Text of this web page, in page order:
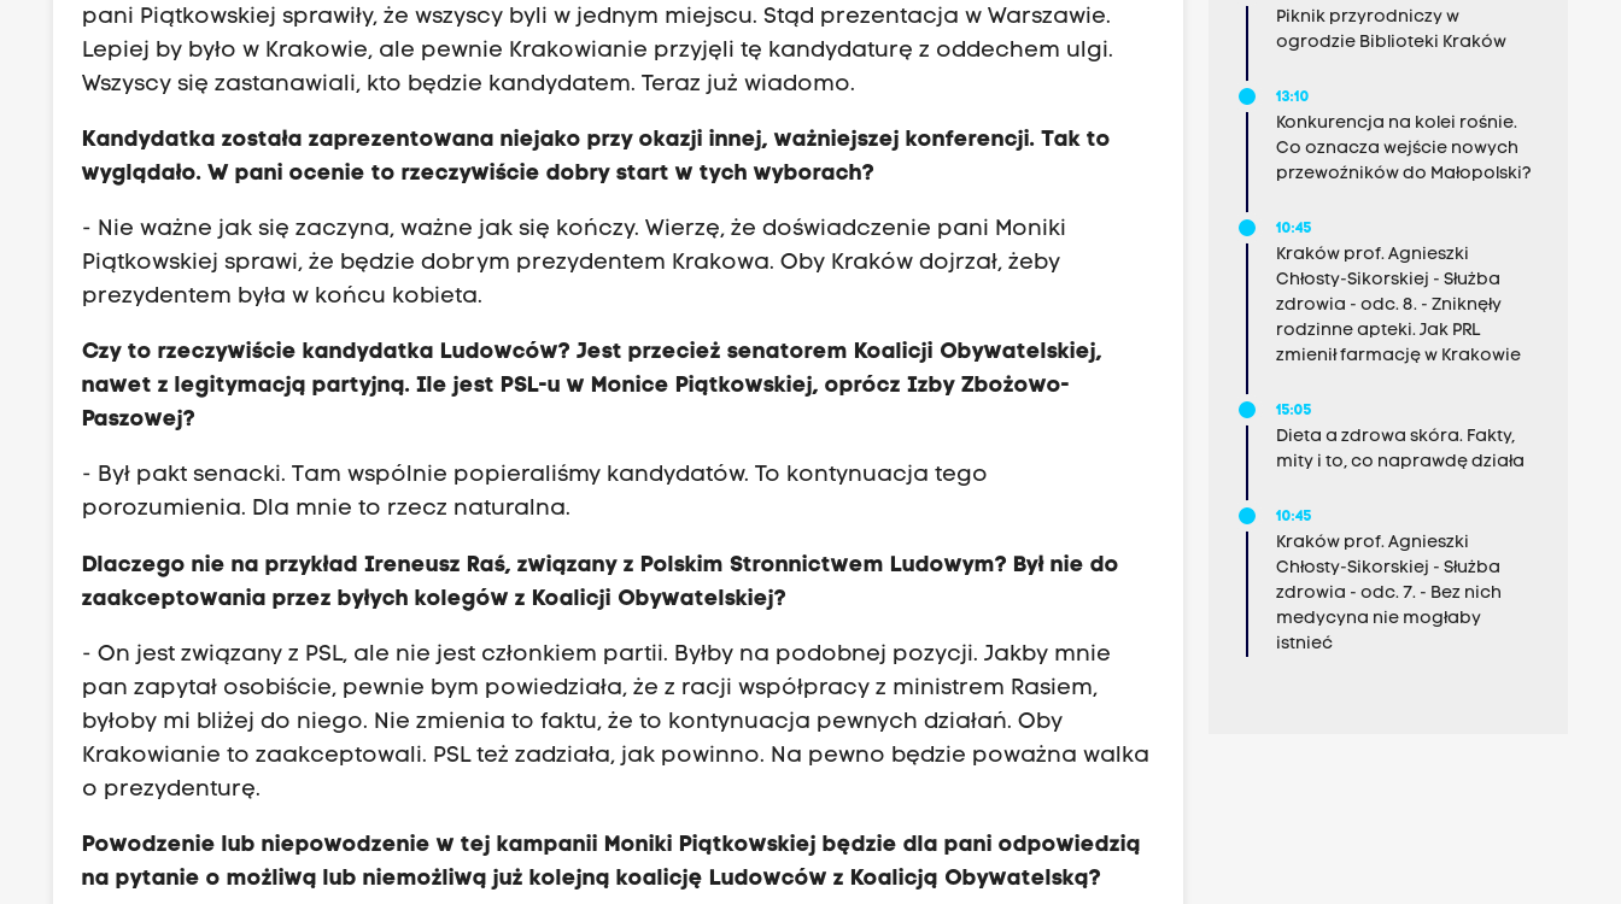
pani Piątkowskiej sprawiły, że wszyscy byli w jednym miejscu. Stąd prezentacja w Warszawie.
Lepiej by było w Krakowie, ale pewnie Krakowianie przyjęli tę kandydaturę z oddechem ulgi.
Wszyscy się zastanawiali, kto będzie kandydatem. Teraz już wiadomo.
Kandydatka została zaprezentowana niejako przy okazji innej, ważniejszej konferencji. Tak to
wyglądało. W pani ocenie to rzeczywiście dobry start w tych wyborach?
- Nie ważne jak się zaczyna, ważne jak się kończy. Wierzę, że doświadczenie pani Moniki
Piątkowskiej sprawi, że będzie dobrym prezydentem Krakowa. Oby Kraków dojrzał, żeby
prezydentem była w końcu kobieta.
Czy to rzeczywiście kandydatka Ludowców? Jest przecież senatorem Koalicji Obywatelskiej,
nawet z legitymacją partyjną. Ile jest PSL-u w Monice Piątkowskiej, oprócz Izby Zbożowo-
Paszowej?
- Był pakt senacki. Tam wspólnie popieraliśmy kandydatów. To kontynuacja tego
porozumienia. Dla mnie to rzecz naturalna.
Dlaczego nie na przykład Ireneusz Raś, związany z Polskim Stronnictwem Ludowym? Był nie do
zaakceptowania przez byłych kolegów z Koalicji Obywatelskiej?
- On jest związany z PSL, ale nie jest członkiem partii. Byłby na podobnej pozycji. Jakby mnie
pan zapytał osobiście, pewnie bym powiedziała, że z racji współpracy z ministrem Rasiem,
byłoby mi bliżej do niego. Nie zmienia to faktu, że to kontynuacja pewnych działań. Oby
Krakowianie to zaakceptowali. PSL też zadziała, jak powinno. Na pewno będzie poważna walka
o prezydenturę.
Powodzenie lub niepowodzenie w tej kampanii Moniki Piątkowskiej będzie dla pani odpowiedzią
na pytanie o możliwą lub niemożliwą już kolejną koalicję Ludowców z Koalicją Obywatelską?
Piknik przyrodniczy w
ogrodzie Biblioteki Kraków
13:10
Konkurencja na kolei rośnie.
Co oznacza wejście nowych
przewoźników do Małopolski?
10:45
Kraków prof. Agnieszki
Chłosty-Sikorskiej - Służba
zdrowia - odc. 8. - Zniknęły
rodzinne apteki. Jak PRL
zmienił farmację w Krakowie
15:05
Dieta a zdrowa skóra. Fakty,
mity i to, co naprawdę działa
10:45
Kraków prof. Agnieszki
Chłosty-Sikorskiej - Służba
zdrowia - odc. 7. - Bez nich
medycyna nie mogłaby
istnieć